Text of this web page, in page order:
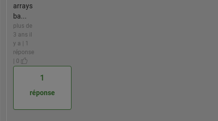
arrays
ba...
plus de
3 ans il
y a | 1
réponse
| 0
1
réponse